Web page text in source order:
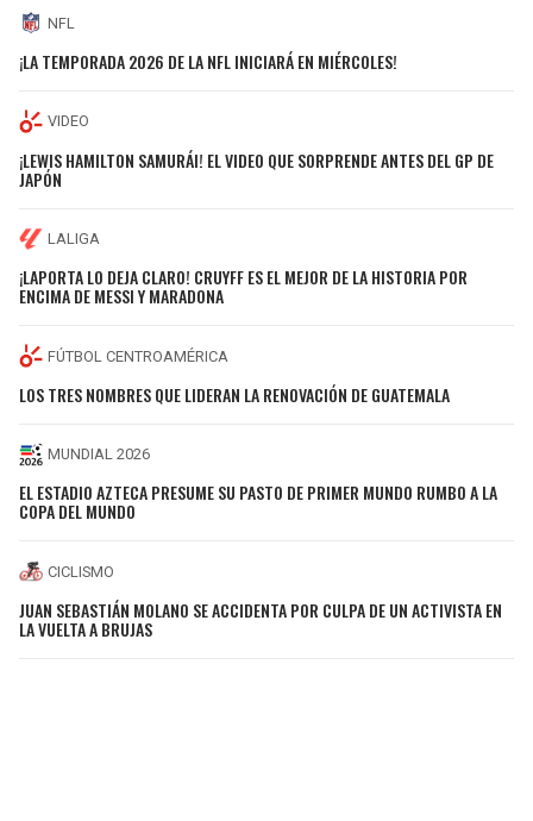
NFL
¡LA TEMPORADA 2026 DE LA NFL INICIARÁ EN MIÉRCOLES!
VIDEO
¡LEWIS HAMILTON SAMURÁI! EL VIDEO QUE SORPRENDE ANTES DEL GP DE
JAPÓN
LALIGA
¡LAPORTA LO DEJA CLARO! CRUYFF ES EL MEJOR DE LA HISTORIA POR
ENCIMA DE MESSI Y MARADONA
FÚTBOL CENTROAMÉRICA
LOS TRES NOMBRES QUE LIDERAN LA RENOVACIÓN DE GUATEMALA
MUNDIAL 2026
EL ESTADIO AZTECA PRESUME SU PASTO DE PRIMER MUNDO RUMBO A LA
COPA DEL MUNDO
CICLISMO
JUAN SEBASTIÁN MOLANO SE ACCIDENTA POR CULPA DE UN ACTIVISTA EN
LA VUELTA A BRUJAS